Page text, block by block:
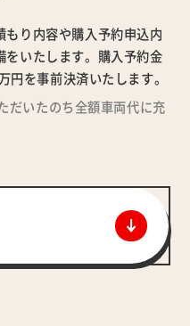
もり内容や購入予約申込内
をいたします。購入予約金
を事前決済いたします。
だいたのち全額車両代に充